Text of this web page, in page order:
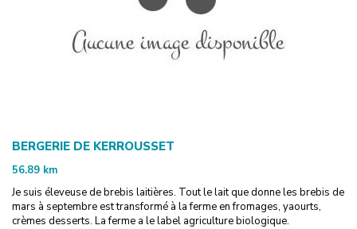
BERGERIE DE KERROUSSET
56.89 km
Je suis éleveuse de brebis laitières. Tout le lait que donne les brebis de
mars à septembre est transformé à la ferme en fromages, yaourts,
crèmes desserts. La ferme a le label agriculture biologique.